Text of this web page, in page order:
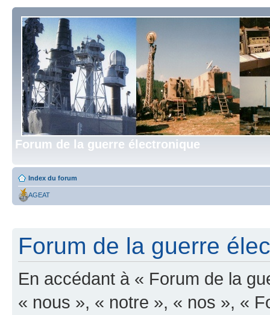
Forum de la guerre électronique
Index du forum
AGEAT
Forum de la guerre
En accédant à « Forum de la
« nous », « notre », « nos », «